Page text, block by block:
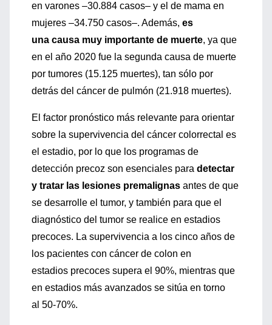
en varones –30.884 casos– y el de mama en
mujeres –34.750 casos–. Además, es
una causa muy importante de muerte, ya que
en el año 2020 fue la segunda causa de muerte
por tumores (15.125 muertes), tan sólo por
detrás del cáncer de pulmón (21.918 muertes).
El factor pronóstico más relevante para orientar
sobre la supervivencia del cáncer colorrectal es
el estadio, por lo que los programas de
detección precoz son esenciales para detectar
y tratar las lesiones premalignas antes de que
se desarrolle el tumor, y también para que el
diagnóstico del tumor se realice en estadios
precoces. La supervivencia a los cinco años de
los pacientes con cáncer de colon en
estadios precoces supera el 90%, mientras que
en estadios más avanzados se sitúa en torno
al 50-70%.